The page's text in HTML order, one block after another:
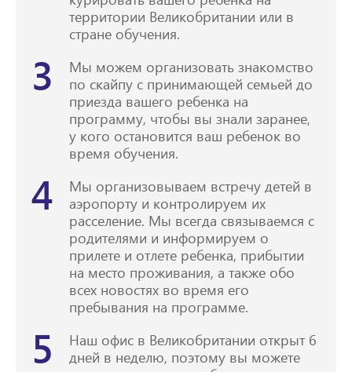
территории Великобритании или в
стране обучения.
3
Мы можем организовать знакомство
по скайпу с принимающей семьей до
приезда вашего ребенка на
программу, чтобы вы знали заранее,
у кого остановится ваш ребенок во
время обучения.
4
Мы организовываем встречу детей в
аэропорту и контролируем их
расселение. Мы всегда связываемся с
родителями и информируем о
прилете и отлете ребенка, прибытии
на место проживания, а также обо
всех новостях во время его
пребывания на программе.
5
Наш офис в Великобритании открыт 6
дней в неделю, поэтому вы можете